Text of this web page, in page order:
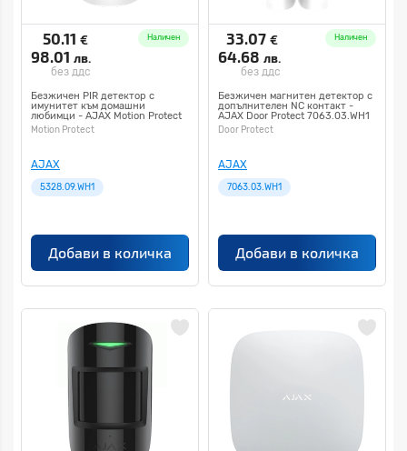
50.11 €
98.01 лв.
без ддс
Наличен
Безжичен PIR детектор с
имунитет към домашни
любимци - AJAX Motion Protect
5328.09.WH1
Motion Protect
AJAX
5328.09.WH1
Добави в количка
33.07 €
64.68 лв.
без ддс
Наличен
Безжичен магнитен детектор с
допълнителен NC контакт -
AJAX Door Protect 7063.03.WH1
Door Protect
AJAX
7063.03.WH1
Добави в количка